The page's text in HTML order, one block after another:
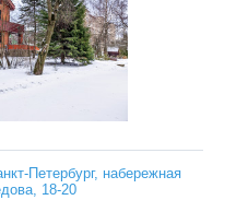
Петербург, набережная
18-20